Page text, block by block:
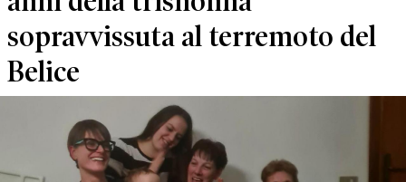
sopravvissuta al terremoto del
Belice